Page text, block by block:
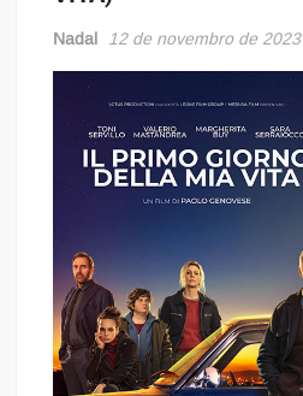
Nadal 12 de novembro de 2023